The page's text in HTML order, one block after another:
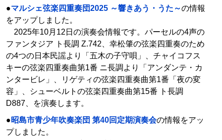
●マルシェ弦楽四重奏団2025 ～響きあう・うた～の情報
をアップしました。
2025年10月12日の演奏会情報です。パーセルの4声の
ファンタジア ト長調 Z.742、幸松肇の弦楽四重奏のため
の4つの日本民謡より「五木の子守唄」、チャイコフス
キーの弦楽四重奏曲第1番 ニ長調より「アンダンテ・カ
ンタービレ」、リゲティの弦楽四重奏曲第1番「夜の変
容」、シューベルトの弦楽四重奏曲第15番 ト長調
D887、を演奏します。
● 昭島市青少年吹奏楽団 第40回定期演奏会の情報をアッ
プしました。